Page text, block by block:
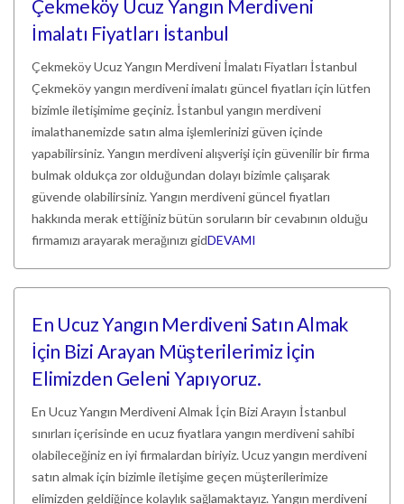
Çekmeköy Ucuz Yangın Merdiveni
İmalatı Fiyatları İstanbul
Çekmeköy Ucuz Yangın Merdiveni İmalatı Fiyatları İstanbul
Çekmeköy yangın merdiveni imalatı güncel fiyatları için lütfen
bizimle iletişimime geçiniz. İstanbul yangın merdiveni
imalathanemizde satın alma işlemlerinizi güven içinde
yapabilirsiniz. Yangın merdiveni alışverişi için güvenilir bir firma
bulmak oldukça zor olduğundan dolayı bizimle çalışarak
güvende olabilirsiniz. Yangın merdiveni güncel fiyatları
hakkında merak ettiğiniz bütün soruların bir cevabının olduğu
firmamızı arayarak merağınızı gidDEVAMI
En Ucuz Yangın Merdiveni Satın Almak
İçin Bizi Arayan Müşterilerimiz İçin
Elimizden Geleni Yapıyoruz.
En Ucuz Yangın Merdiveni Almak İçin Bizi Arayın İstanbul
sınırları içerisinde en ucuz fiyatlara yangın merdiveni sahibi
olabileceğiniz en iyi firmalardan biriyiz. Ucuz yangın merdiveni
satın almak için bizimle iletişime geçen müşterilerimize
elimizden geldiğince kolaylık sağlamaktayız. Yangın merdiveni